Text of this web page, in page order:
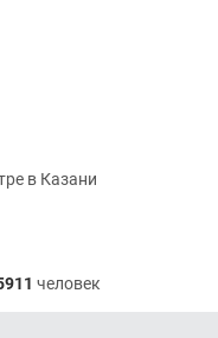
в Казани
человек